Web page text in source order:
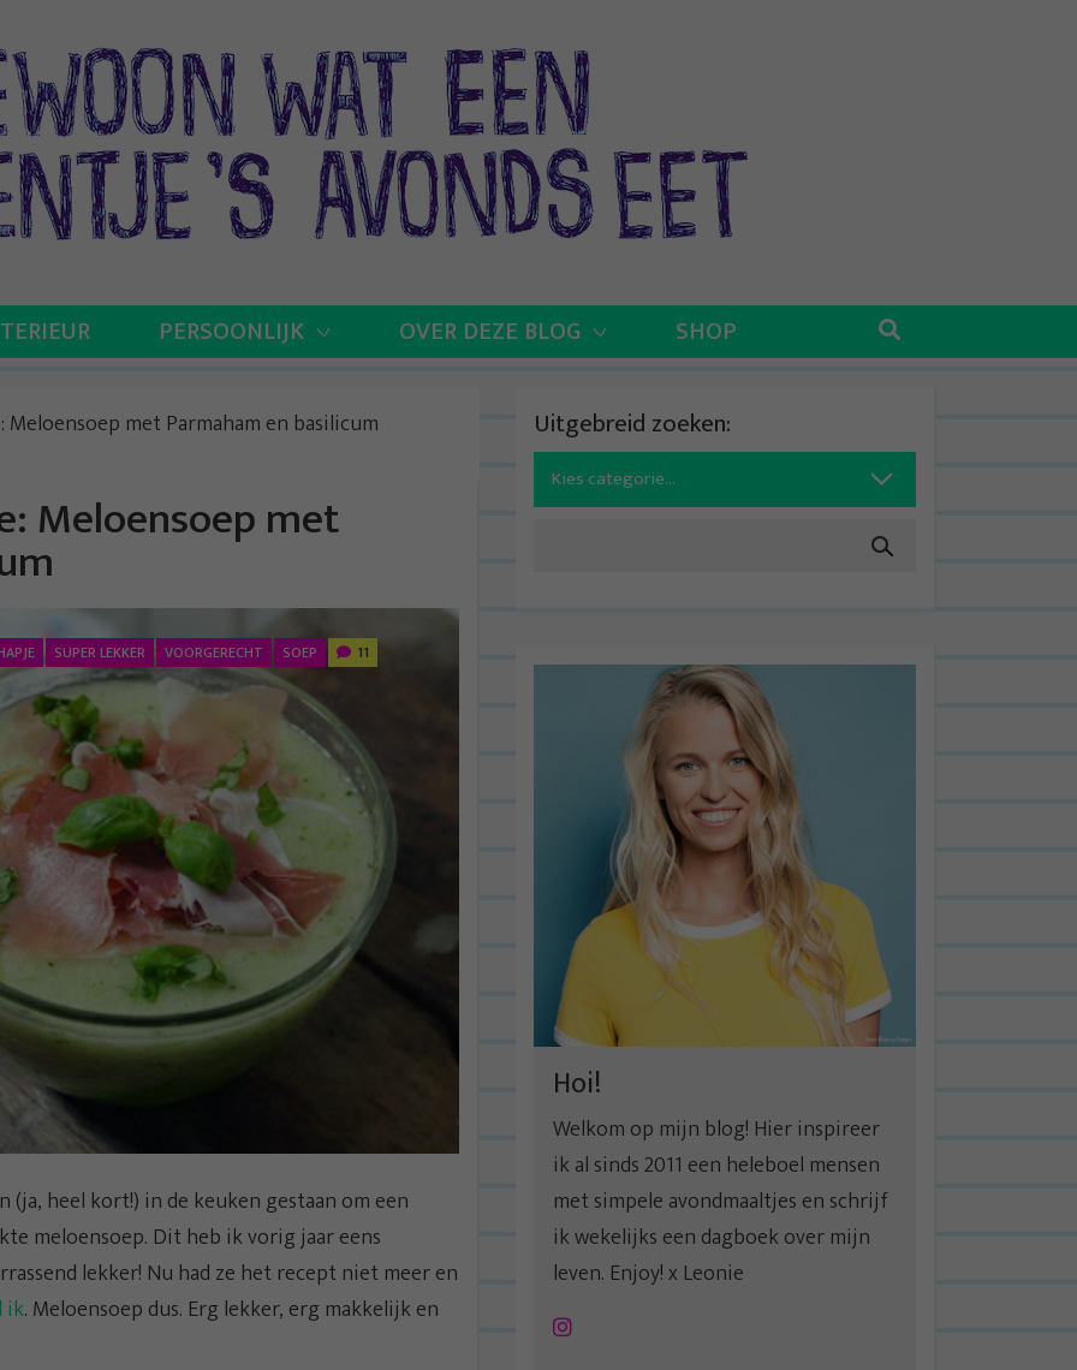
PERSOONLIJK OVER DEZE BLOG SHOP
Meloensoep met Parmaham en basilicum
Meloensoep met
SUPER LEKKER VOORGERECHT SOEP 11
(ja, heel kort!) in de keuken gestaan om een
meloensoep. Dit heb ik vorig jaar eens
lekker! Nu had ze het recept niet meer en
ik. Meloensoep dus. Erg lekker, erg makkelijk en
Uitgebreid zoeken:
Search
for:
Hoi!
Welkom op mijn blog! Hier inspireer
ik al sinds 2011 een heleboel mensen
met simpele avondmaaltjes en schrijf
ik wekelijks een dagboek over mijn
leven. Enjoy! x Leonie
Instagram